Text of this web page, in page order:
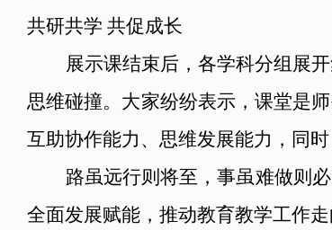
共研共学 共促成长
展示课结束后，各学科分组展
思维碰撞。大家纷纷表示，课堂是
互助协作能力、思维发展能力，同
路虽远行则将至，事虽难做则
全面发展赋能，推动教育教学工作走